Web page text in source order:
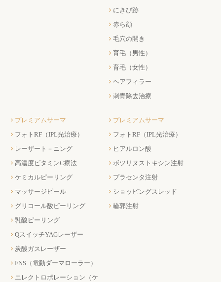
にきび跡
赤ら顔
毛穴の開き
育毛（男性）
育毛（女性）
ヘアフィラー
刺青除去治療
プレミアムサーマ
フォトRF（IPL光治療）
レーザート－ニング
高濃度ビタミンC療法
ケミカルピーリング
マッサージピール
グリコール酸ピーリング
乳酸ピーリング
QスイッチYAGレーザー
炭酸ガスレーザー
FNS（電動ダーマローラー）
エレクトロポレーション（ケ
プレミアムサーマ
フォトRF（IPL光治療）
ヒアルロン酸
ボツリヌストキシン注射
プラセンタ注射
ショッピングスレッド
輪郭注射